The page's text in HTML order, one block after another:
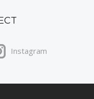
Instagram